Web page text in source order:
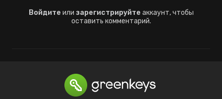
Войдите или зарегистрируйте аккаунт, чтобы
оставить комментарий.